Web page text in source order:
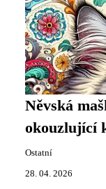
Něvská
okouzlující
Ostatní
28. 04. 2026